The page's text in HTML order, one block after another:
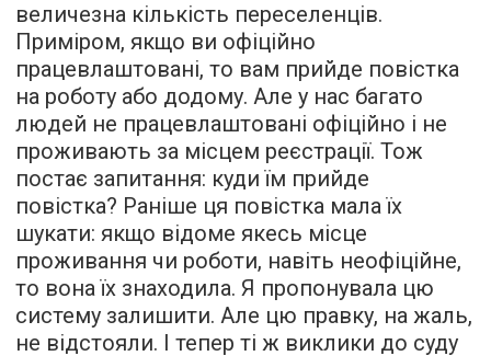
величезна кількість переселенців.
Приміром, якщо ви офіційно
працевлаштовані, то вам прийде повістка
на роботу або додому. Але у нас багато
людей не працевлаштовані офіційно і не
проживають за місцем реєстрації. Тож
постає запитання: куди їм прийде
повістка? Раніше ця повістка мала їх
шукати: якщо відоме якесь місце
проживання чи роботи, навіть неофіційне,
то вона їх знаходила. Я пропонувала цю
систему залишити. Але цю правку, на жаль,
не відстояли. І тепер ті ж виклики до суду